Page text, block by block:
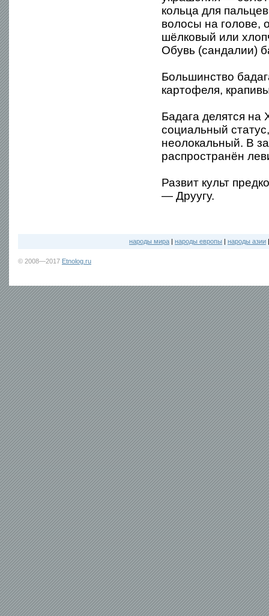
кольца для
волосы на голове,
шёлковый или
Обувь (сандалии)
Большинство
картофеля,
Бадага делятся
социальный
неолокальный. В
распространён
Развит культ
— Друугу.
народы мира | народы европы | народы азии
© 2008—2017 Etnolog.ru